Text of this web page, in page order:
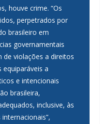
houve crime. “Os
perpetrados por
brasileiro em
governamentais
de violações a direitos
a
e intencionais
brasileira,
inclusive, às